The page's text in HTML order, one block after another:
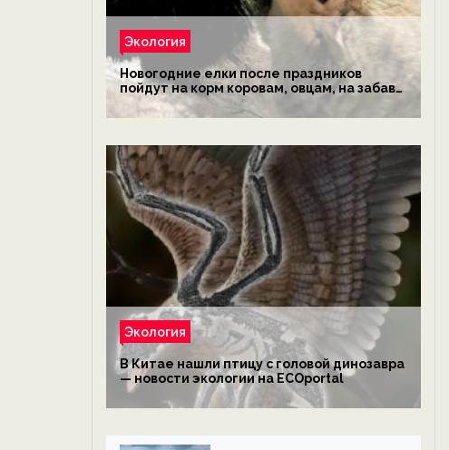
Экология
Новогодние елки после праздников
пойдут на корм коровам, овцам, на забаву
обезьянам, львам и леопардам — новости
экологии на ECOportal
Экология
В Китае нашли птицу с головой динозавра
— новости экологии на ECOportal